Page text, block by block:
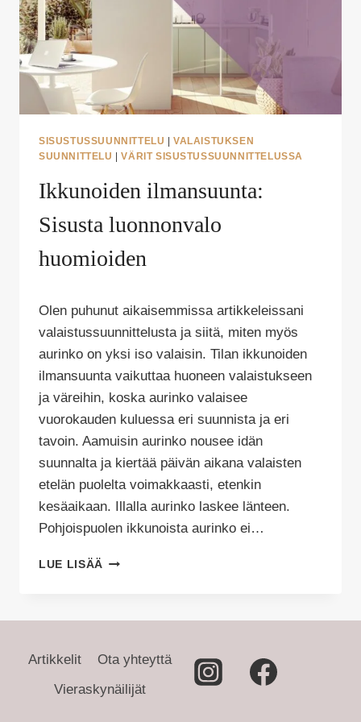
SISUSTUSSUUNNITTELU |VALAISTUKSEN
SUUNNITTELU |VÄRIT SISUSTUSSUUNNITTELUSSA
Ikkunoiden ilmansuunta:
Sisusta luonnonvalo
huomioiden
Puoliksi
Tehty
Olen puhunut aikaisemmissa artikkeleissani
valaistussuunnittelusta ja siitä, miten myös
aurinko on yksi iso valaisin. Tilan ikkunoiden
ilmansuunta vaikuttaa huoneen valaistukseen
ja väreihin, koska aurinko valaisee
vuorokauden kuluessa eri suunnista ja eri
tavoin. Aamuisin aurinko nousee idän
suunnalta ja kiertää päivän aikana valaisten
etelän puolelta voimakkaasti, etenkin
kesäaikaan. Illalla aurinko laskee länteen.
Pohjoispuolen ikkunoista aurinko ei…
LUE LISÄÄ IKKUNOIDEN
Artikkelit
Ota yhteyttä
Vieraskynäilijät